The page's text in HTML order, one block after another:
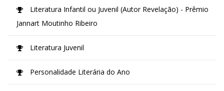
Literatura Infantil ou Juvenil (Autor Revelação) - Prêmio
Jannart Moutinho Ribeiro
Literatura Juvenil
Personalidade Literária do Ano